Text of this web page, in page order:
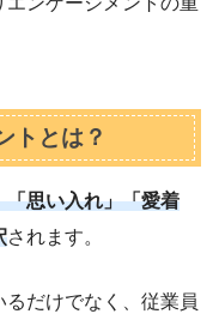
トとは？
「思い入れ」「愛着
されます。
だけでなく、従業員